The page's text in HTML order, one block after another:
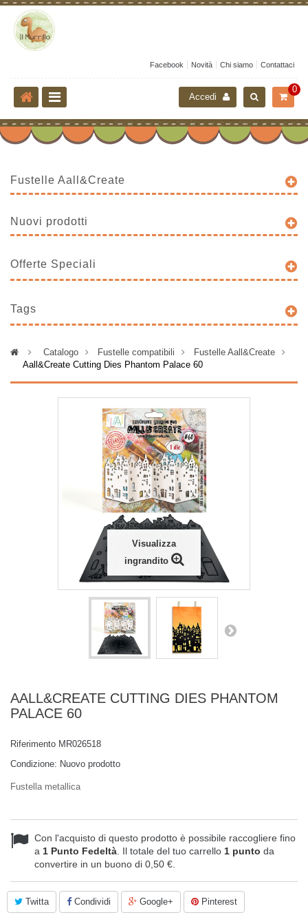
Facebook Novità Chi siamo Contattaci
0
Accedi
Fustelle Aall&Create
Nuovi prodotti
Offerte Speciali
Tags
> Catalogo > Fustelle compatibili >
Fustelle Aall&Create
Aall&Create Cutting Dies Phantom Palace 60
Visualizza
ingrandito
AALL&CREATE CUTTING DIES PHANTOM
PALACE 60
Riferimento MR026518
Condizione: Nuovo prodotto
Fustella metallica
Con l'acquisto di questo prodotto è possibile raccogliere fino
a 1 Punto Fedeltà . Il totale del tuo carrello 1 punto da
convertire in un buono di 0,50 €
Twitta Condividi Google+ Pinterest